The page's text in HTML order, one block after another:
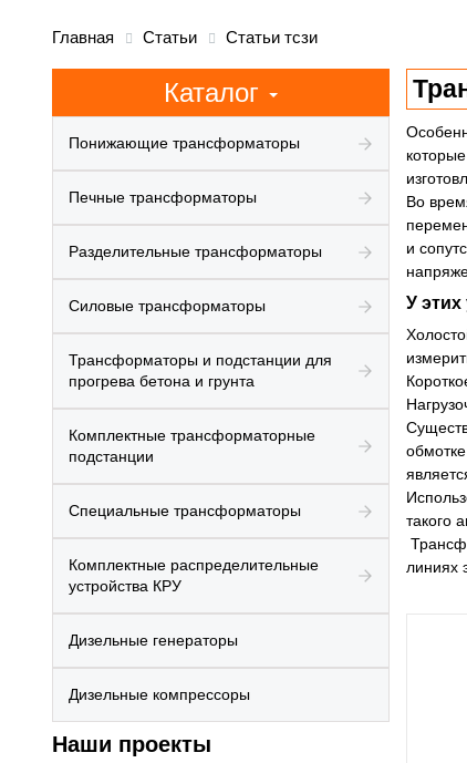
Главная Статьи Статьи тсзи
Каталог
Понижающие трансформаторы
Печные трансформаторы
Разделительные трансформаторы
Силовые трансформаторы
Трансформаторы и подстанции для
прогрева бетона и грунта
Комплектные трансформаторные
подстанции
Специальные трансформаторы
Комплектные распределительные
устройства КРУ
Дизельные генераторы
Дизельные компрессоры
Наши проекты
Во
и
У
такого
линиях